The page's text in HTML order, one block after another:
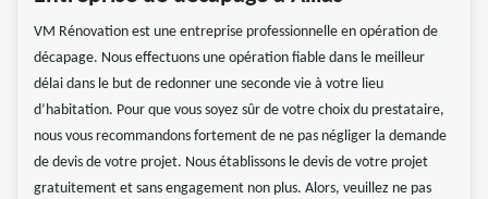
VM Rénovation est une entreprise professionnelle en opération de
décapage. Nous effectuons une opération fiable dans le meilleur
délai dans le but de redonner une seconde vie à votre lieu
d’habitation. Pour que vous soyez sûr de votre choix du prestataire,
nous vous recommandons fortement de ne pas négliger la demande
de devis de votre projet. Nous établissons le devis de votre projet
gratuitement et sans engagement non plus. Alors, veuillez ne pas